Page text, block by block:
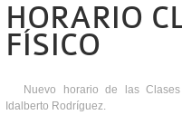
HORARIO
FÍSICO
Nuevo horario de las
Idalberto Rodríguez.